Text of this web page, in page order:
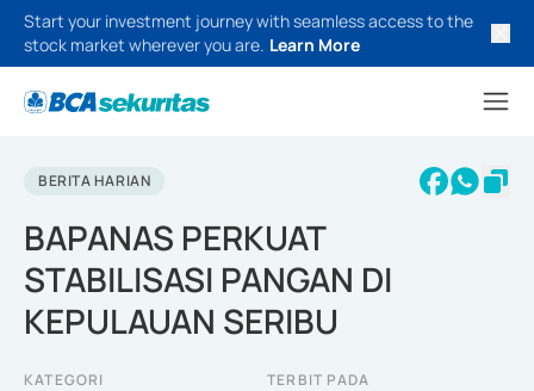
Start your investment journey with seamless access to the
stock market wherever you are. Learn More
BERITA HARIAN
BAPANAS PERKUAT
STABILISASI PANGAN DI
KEPULAUAN SERIBU
KATEGORI TERBIT PADA